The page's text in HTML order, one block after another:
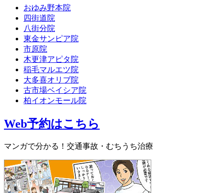
おゆみ野本院
四街道院
八街分院
東金サンピア院
市原院
木更津アピタ院
稲毛マルエツ院
大多喜オリブ院
古市場ベイシア院
柏イオンモール院
Web予約はこちら
マンガで分かる！交通事故・むちうち治療